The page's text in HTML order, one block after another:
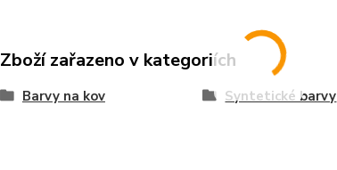
Zboží zařazeno v kategoriích
Barvy na kov Syntetické barvy